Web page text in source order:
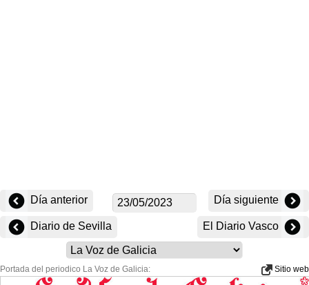
Día anterior Día siguiente
Diario de Sevilla El Diario Vasco
Portada del periodico La Voz de Galicia: Sitio web